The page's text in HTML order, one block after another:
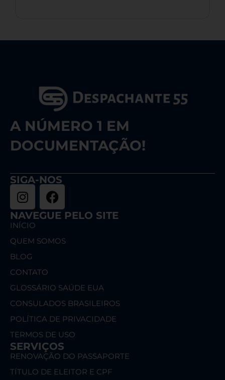
A NÚMERO 1 EM
DOCUMENTAÇÃO!
SIGA-NOS
NAVEGUE PELO SITE
INÍCIO
QUEM SOMOS
BLOG
CONTATO
GLOSSÁRIO SAÚDE EUA
CONSULADOS BRASILEIROS
POLÍTICA DE PRIVACIDADE
TERMOS DE USO
SERVIÇOS
RENOVAÇÃO DO PASSAPORTE
TÍTULO DE ELEITOR E CPF